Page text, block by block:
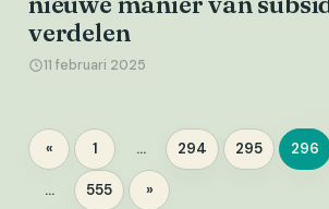
verdelen
11 februari 2025
« Pagina
1 … Pagina
294 Pagina
295 296
… Pagina
555 »